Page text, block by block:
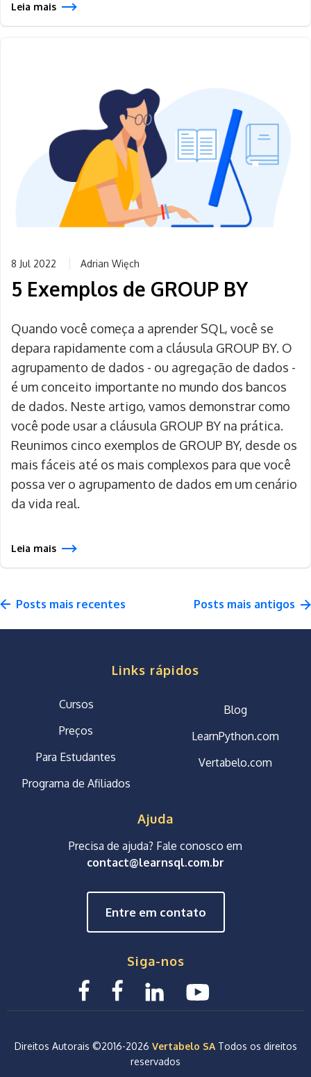
Leia mais
8 Jul 2022 Adrian Więch
5 Exemplos de GROUP BY
Quando você começa a aprender SQL, você se
depara rapidamente com a cláusula GROUP BY. O
agrupamento de dados - ou agregação de dados -
é um conceito importante no mundo dos bancos
de dados. Neste artigo, vamos demonstrar como
você pode usar a cláusula GROUP BY na prática.
Reunimos cinco exemplos de GROUP BY, desde os
mais fáceis até os mais complexos para que você
possa ver o agrupamento de dados em um cenário
da vida real.
Leia mais
Links rápidos
Cursos
Preços
Para Estudantes
Programa de Afiliados
Blog
LearnPython.com
Vertabelo.com
Ajuda
Precisa de ajuda? Fale conosco em
contact@learnsql.com.br
Entre em contato
Siga-nos
Direitos Autorais ©2016-2026 Vertabelo SATodos os direitos
reservados